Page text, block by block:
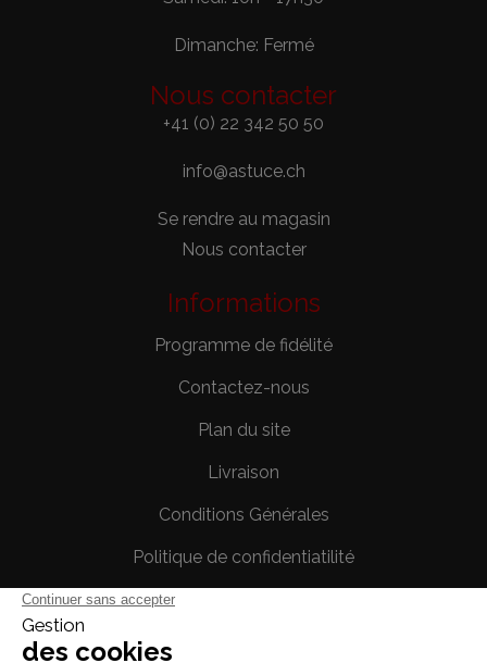
Dimanche: Fermé
Nous contacter
+41 (0) 22 342 50 50
info@astuce.ch
Se rendre au magasin
Nous contacter
Informations
Programme de fidélité
Contactez-nous
Plan du site
Livraison
Conditions Générales
Politique de confidentiatilité